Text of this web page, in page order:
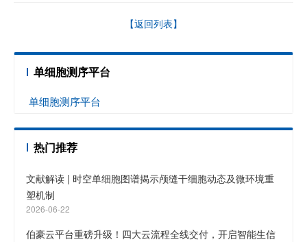
【返回列表】
单细胞测序平台
单细胞测序平台
热门推荐
文献解读 | 时空单细胞图谱揭示颅缝干细胞动态及微环境重
塑机制
2026-06-22
伯豪云平台重磅升级！四大云流程全线交付，开启智能生信